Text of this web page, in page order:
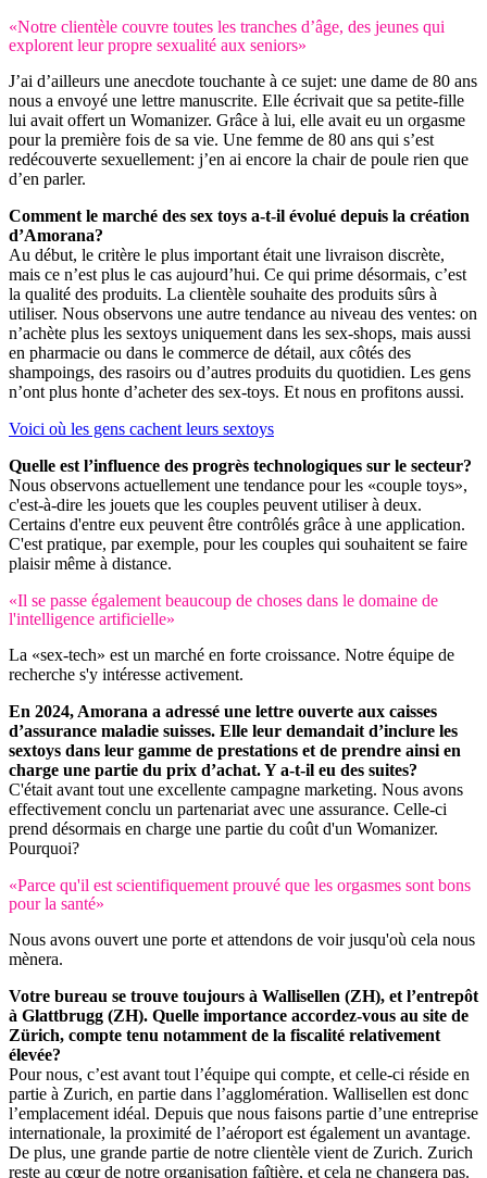
«Notre clientèle couvre toutes les tranches d’âge, des jeunes qui
explorent leur propre sexualité aux seniors»
J’ai d’ailleurs une anecdote touchante à ce sujet: une dame de 80 ans
nous a envoyé une lettre manuscrite. Elle écrivait que sa petite-fille
lui avait offert un Womanizer. Grâce à lui, elle avait eu un orgasme
pour la première fois de sa vie. Une femme de 80 ans qui s’est
redécouverte sexuellement: j’en ai encore la chair de poule rien que
d’en parler.
Comment le marché des sex toys a-t-il évolué depuis la création
d’Amorana?
Au début, le critère le plus important était une livraison discrète,
mais ce n’est plus le cas aujourd’hui. Ce qui prime désormais, c’est
la qualité des produits. La clientèle souhaite des produits sûrs à
utiliser. Nous observons une autre tendance au niveau des ventes: on
n’achète plus les sextoys uniquement dans les sex-shops, mais aussi
en pharmacie ou dans le commerce de détail, aux côtés des
shampoings, des rasoirs ou d’autres produits du quotidien. Les gens
n’ont plus honte d’acheter des sex-toys. Et nous en profitons aussi.
Voici où les gens cachent leurs sextoys
Quelle est l’influence des progrès technologiques sur le secteur?
Nous observons actuellement une tendance pour les «couple toys»,
c'est-à-dire les jouets que les couples peuvent utiliser à deux.
Certains d'entre eux peuvent être contrôlés grâce à une application.
C'est pratique, par exemple, pour les couples qui souhaitent se faire
plaisir même à distance.
«Il se passe également beaucoup de choses dans le domaine de
l'intelligence artificielle»
La «sex-tech» est un marché en forte croissance. Notre équipe de
recherche s'y intéresse activement.
En 2024, Amorana a adressé une lettre ouverte aux caisses
d’assurance maladie suisses. Elle leur demandait d’inclure les
sextoys dans leur gamme de prestations et de prendre ainsi en
charge une partie du prix d’achat. Y a-t-il eu des suites?
C'était avant tout une excellente campagne marketing. Nous avons
effectivement conclu un partenariat avec une assurance. Celle-ci
prend désormais en charge une partie du coût d'un Womanizer.
Pourquoi?
«Parce qu'il est scientifiquement prouvé que les orgasmes sont bons
pour la santé»
Nous avons ouvert une porte et attendons de voir jusqu'où cela nous
mènera.
Votre bureau se trouve toujours à Wallisellen (ZH), et l’entrepôt
à Glattbrugg (ZH). Quelle importance accordez-vous au site de
Zürich, compte tenu notamment de la fiscalité relativement
élevée?
Pour nous, c’est avant tout l’équipe qui compte, et celle-ci réside en
partie à Zurich, en partie dans l’agglomération. Wallisellen est donc
l’emplacement idéal. Depuis que nous faisons partie d’une entreprise
internationale, la proximité de l’aéroport est également un avantage.
De plus, une grande partie de notre clientèle vient de Zurich. Zurich
reste au cœur de notre organisation faîtière, et cela ne changera pas.